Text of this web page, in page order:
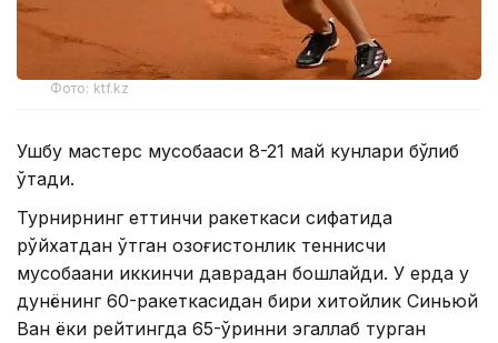
Фото: ktf.kz
Ушбу мастерс мусобақаси 8-21 май кунлари бўлиб
ўтади.
Турнирнинг еттинчи ракеткаси сифатида
рўйхатдан ўтган қозоғистонлик теннисчи
мусобақани иккинчи даврадан бошлайди. У ерда у
дунёнинг 60-ракеткасидан бири хитойлик Синьюй
Ван ёки рейтингда 65-ўринни эгаллаб турган